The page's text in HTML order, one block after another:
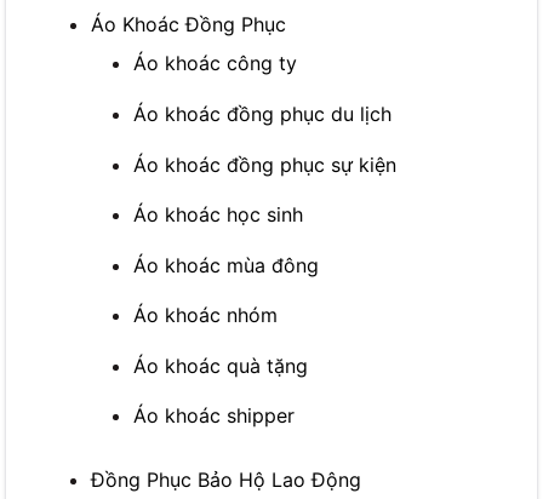
Áo Khoác Đồng Phục
Áo khoác công ty
Áo khoác đồng phục du lịch
Áo khoác đồng phục sự kiện
Áo khoác học sinh
Áo khoác mùa đông
Áo khoác nhóm
Áo khoác quà tặng
Áo khoác shipper
Đồng Phục Bảo Hộ Lao Động